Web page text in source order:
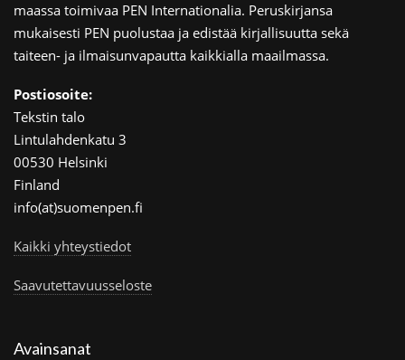
maassa toimivaa PEN Internationalia. Peruskirjansa
mukaisesti PEN puolustaa ja edistää kirjallisuutta sekä
taiteen- ja ilmaisunvapautta kaikkialla maailmassa.
Postiosoite:
Tekstin talo
Lintulahdenkatu 3
00530 Helsinki
Finland
info(at)suomenpen.fi
Kaikki yhteystiedot
Saavutettavuusseloste
Avainsanat